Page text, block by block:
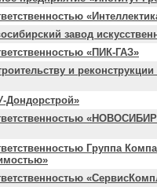
завод
«ПИК-ГАЗ»
и
Дондорстрой»
Группа